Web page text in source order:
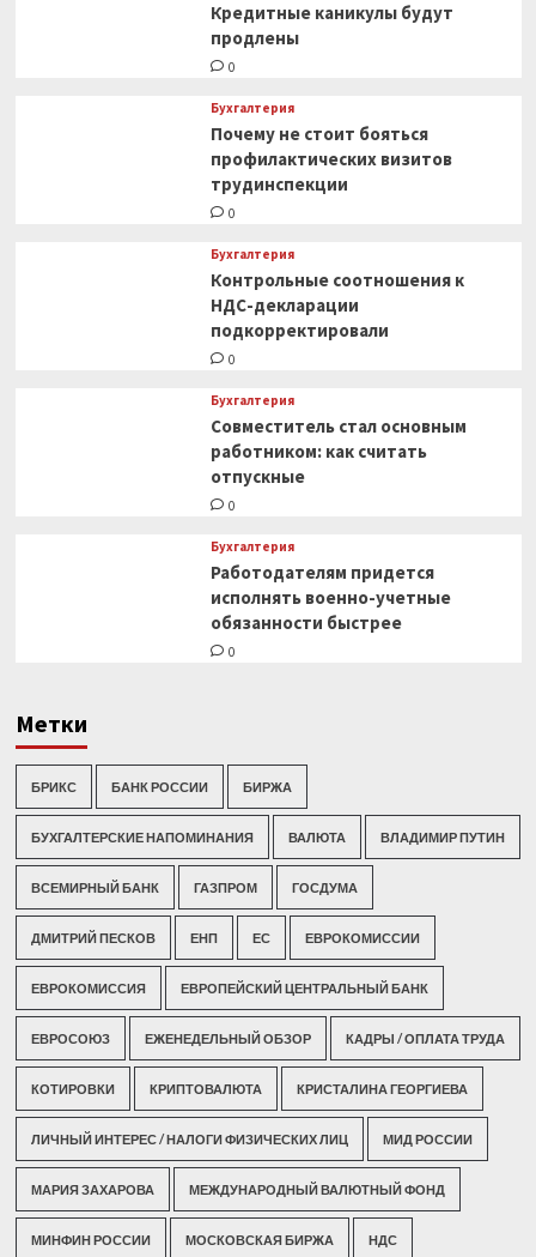
Кредитные каникулы будут
продлены
0
Бухгалтерия
Почему не стоит бояться
профилактических визитов
трудинспекции
0
Бухгалтерия
Контрольные соотношения к
НДС-декларации
подкорректировали
0
Бухгалтерия
Совместитель стал основным
работником: как считать
отпускные
0
Бухгалтерия
Работодателям придется
исполнять военно-учетные
обязанности быстрее
0
Метки
БРИКС БАНК РОССИИ БИРЖА
БУХГАЛТЕРСКИЕ НАПОМИНАНИЯ ВАЛЮТА ВЛАДИМИР ПУТИН
ВСЕМИРНЫЙ БАНК ГАЗПРОМ ГОСДУМА
ДМИТРИЙ ПЕСКОВ ЕНП ЕС ЕВРОКОМИССИИ
ЕВРОКОМИССИЯ ЕВРОПЕЙСКИЙ ЦЕНТРАЛЬНЫЙ БАНК
ЕВРОСОЮЗ ЕЖЕНЕДЕЛЬНЫЙ ОБЗОР КАДРЫ / ОПЛАТА ТРУДА
КОТИРОВКИ КРИПТОВАЛЮТА КРИСТАЛИНА ГЕОРГИЕВА
ЛИЧНЫЙ ИНТЕРЕС / НАЛОГИ ФИЗИЧЕСКИХ ЛИЦ МИД РОССИИ
МАРИЯ ЗАХАРОВА МЕЖДУНАРОДНЫЙ ВАЛЮТНЫЙ ФОНД
МИНФИН РОССИИ МОСКОВСКАЯ БИРЖА НДС